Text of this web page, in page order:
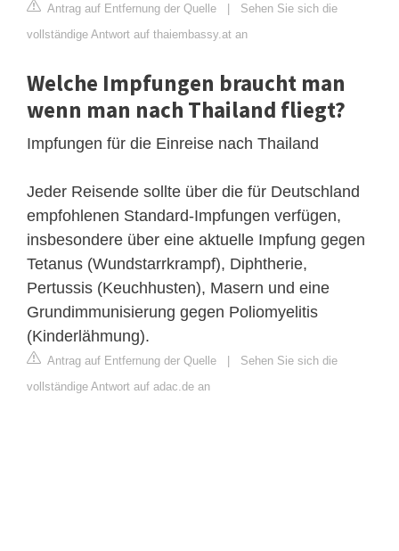
Antrag auf Entfernung der Quelle | Sehen Sie sich die
vollständige Antwort auf thaiembassy.at an
Welche Impfungen braucht man
wenn man nach Thailand fliegt?
Impfungen für die Einreise nach Thailand
Jeder Reisende sollte über die für Deutschland
empfohlenen Standard-Impfungen verfügen,
insbesondere über eine aktuelle Impfung gegen
Tetanus (Wundstarrkrampf), Diphtherie,
Pertussis (Keuchhusten), Masern und eine
Grundimmunisierung gegen Poliomyelitis
(Kinderlähmung).
Antrag auf Entfernung der Quelle | Sehen Sie sich die
vollständige Antwort auf adac.de an